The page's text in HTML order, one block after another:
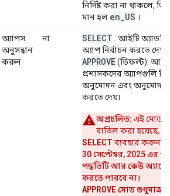
নির্দিষ্ট করা না থাকলে,
মান হল en US ।
অ্যাপস
অনুসন্ধান
করুন
না SELECT : আইটি
অ্যাপ নির্বাচন করতে দেয়।
APPROVE(ডিফল্ট):
প্রশাসকদের অ্যাপগুলি
অনুমোদন এবং অনুমোদন
করতে দেয়৷
অপ্রচলিত: এই মোডটি
বাতিল করা হয়েছে,
SELECT ব্যবহার করুন।
30 সেপ্টেম্বর, 2025 এর
পদ্ধতিটি আর কেউ
করতে পারবে না।
APPROVEমোড শুধুমাত্র